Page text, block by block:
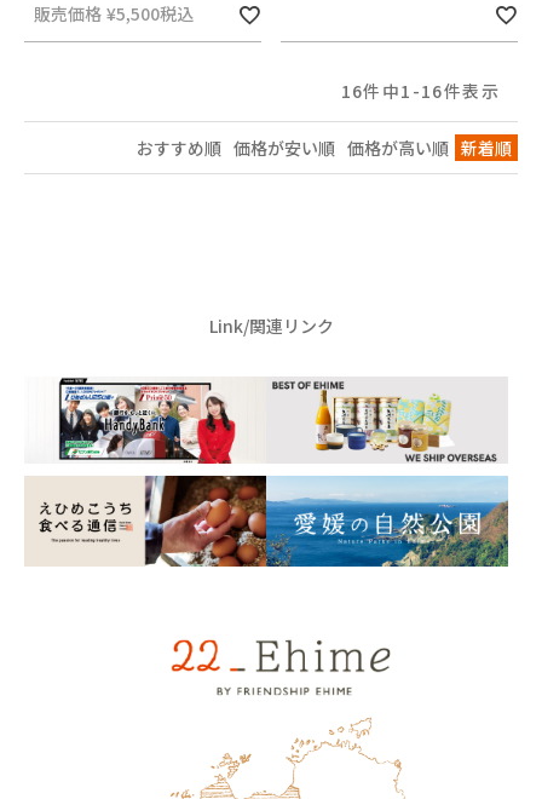
販売価格 ¥5,500税込
おすすめ順 価格が安い順 価格が高い順 新着順
16件中1 -16件表示
Link/関連リンク